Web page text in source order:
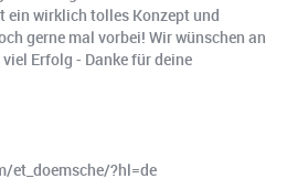
ein wirklich tolles Konzept und
gerne mal vorbei! Wir wünschen an
Erfolg - Danke für deine
et_doemsche/?hl=de